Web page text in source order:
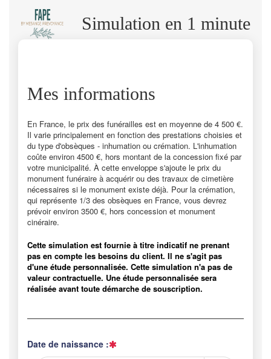
Simulation en 1 minute
Mes informations
En France, le prix des funérailles est en moyenne de 4 500 €.
Il varie principalement en fonction des prestations choisies et
du type d'obsèques - inhumation ou crémation. L'inhumation
coûte environ 4500 €, hors montant de la concession fixé par
votre municipalité. À cette enveloppe s'ajoute le prix du
monument funéraire à acquérir ou des travaux de cimetière
nécessaires si le monument existe déjà. Pour la crémation,
qui représente 1/3 des obsèques en France, vous devrez
prévoir environ 3500 €, hors concession et monument
cinéraire.
Cette simulation est fournie à titre indicatif ne prenant
pas en compte les besoins du client. Il ne s'agit pas
d'une étude personnalisée. Cette simulation n'a pas de
valeur contractuelle. Une étude personnalisée sera
réalisée avant toute démarche de souscription.
Date de naissance :